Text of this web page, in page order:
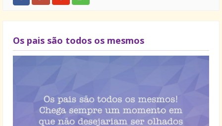
Que seus sonhos se transformem em realidade.
Feliz aniversário meu amigo!
Os pais são todos os mesmos